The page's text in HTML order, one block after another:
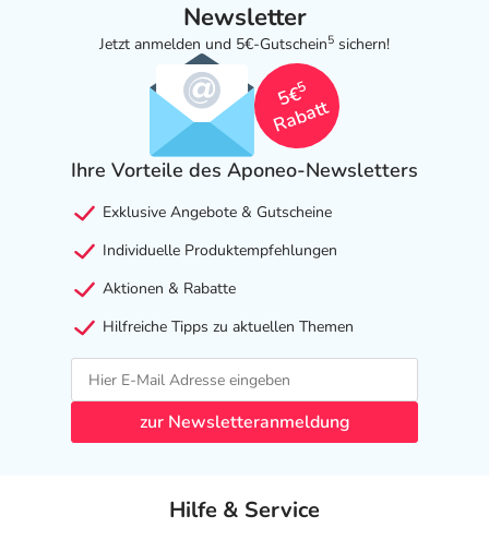
Newsletter
Jetzt anmelden und 5€-Gutschein5 sichern!
5€
5
Rabatt
Ihre Vorteile des Aponeo-Newsletters
Exklusive Angebote & Gutscheine
Individuelle Produktempfehlungen
Aktionen & Rabatte
Hilfreiche Tipps zu aktuellen Themen
zur Newsletteranmeldung
Hilfe & Service